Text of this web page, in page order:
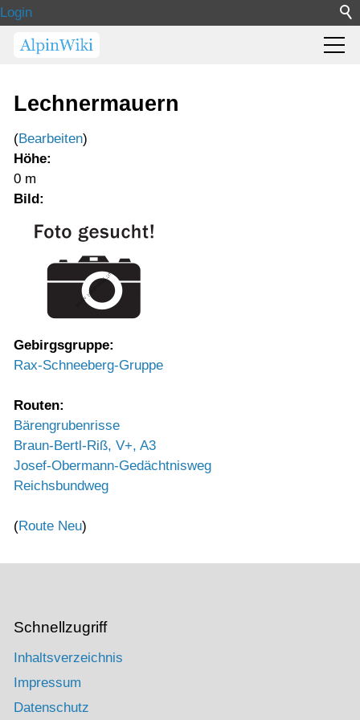
Login
Lechnermauern
(Bearbeiten)
Höhe:
0 m
Bild:
Gebirgsgruppe:
Rax-Schneeberg-Gruppe
Routen:
Bärengrubenrisse
Braun-Bertl-Riß, V+, A3
Josef-Obermann-Gedächtnisweg
Reichsbundweg
(Route Neu)
Schnellzugriff
Inhaltsverzeichnis
Impressum
Datenschutz